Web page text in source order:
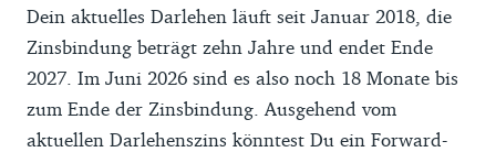
Dein aktuelles Darlehen läuft seit Januar 2018, die
Zinsbindung beträgt zehn Jahre und endet Ende
2027. Im Juni 2026 sind es also noch 18 Monate bis
zum Ende der Zinsbindung. Ausgehend vom
aktuellen Darlehenszins könntest Du ein Forward-